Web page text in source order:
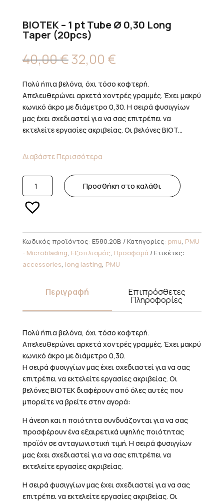
BIOTEK – 1 pt Tube Ø 0,30 Long
Taper (20pcs)
40,00€Original
price
was:
40,00 €.
32,00 €Η
τρέχουσα
τιμή
είναι:
32,00 €.
Πολύ ήπια βελόνα, όχι τόσο κοφτερή.
Απελευθερώνει αρκετά χοντρές γραμμές. Έχει μακρύ
κωνικό άκρο με διάμετρο 0,30. Η σειρά φυσιγγίων
μας έχει σχεδιαστεί για να σας επιτρέπει να
εκτελείτε εργασίες ακριβείας. Οι βελόνες BIOT...
Διαβάστε Περισσότερα
-
Ø
0,30
Long
ποσότητα
Προσθήκη στο καλάθι
Κωδικός προϊόντος: E580.20B Κατηγορίες: pmu, PMU
- Microblading, Εξοπλισμός, Προσφορά
Ετικέτες:
accessories, long lasting, PMU
Περιγραφή Επιπρόσθετες
Πληροφορίες
Πολύ ήπια βελόνα, όχι τόσο κοφτερή.
Απελευθερώνει αρκετά χοντρές γραμμές. Έχει μακρύ
κωνικό άκρο με διάμετρο 0,30.
Η σειρά φυσιγγίων μας έχει σχεδιαστεί για να σας
επιτρέπει να εκτελείτε εργασίες ακριβείας. Οι
βελόνες BIOTEK διαφέρουν από όλες αυτές που
μπορείτε να βρείτε στην αγορά:
Η άνεση και η ποιότητα συνδυάζονται για να σας
προσφέρουν ένα εξαιρετικά υψηλής ποιότητας
προϊόν σε ανταγωνιστική τιμή. Η σειρά φυσιγγίων
μας έχει σχεδιαστεί για να σας επιτρέπει να
εκτελείτε εργασίες ακριβείας.
Η σειρά φυσιγγίων μας έχει σχεδιαστεί για να σας
επιτρέπει να εκτελείτε εργασίες ακριβείας. Οι